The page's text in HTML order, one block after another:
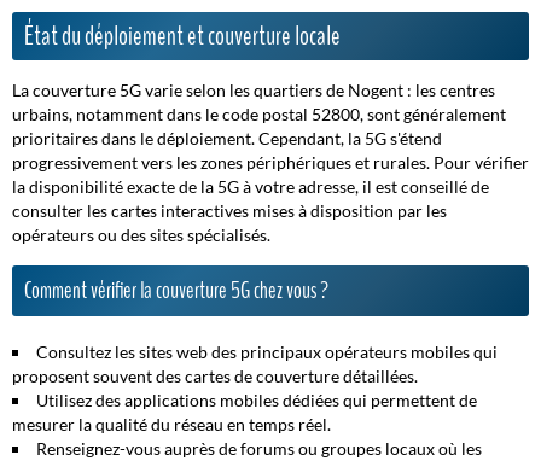
État du déploiement et couverture locale
La couverture 5G varie selon les quartiers de Nogent : les centres
urbains, notamment dans le code postal 52800, sont généralement
prioritaires dans le déploiement. Cependant, la 5G s'étend
progressivement vers les zones périphériques et rurales. Pour vérifier
la disponibilité exacte de la 5G à votre adresse, il est conseillé de
consulter les cartes interactives mises à disposition par les
opérateurs ou des sites spécialisés.
Comment vérifier la couverture 5G chez vous ?
Consultez les sites web des principaux opérateurs mobiles qui
proposent souvent des cartes de couverture détaillées.
Utilisez des applications mobiles dédiées qui permettent de
mesurer la qualité du réseau en temps réel.
Renseignez-vous auprès de forums ou groupes locaux où les